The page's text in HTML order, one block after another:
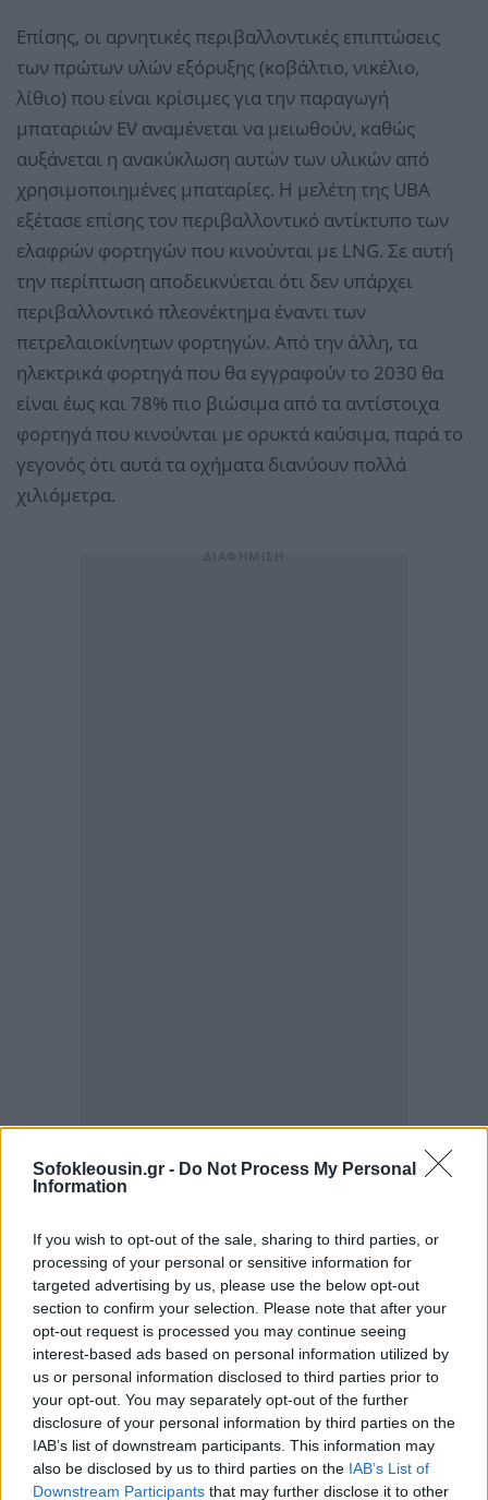
Sofokleousin.gr - Do Not Process My Personal
Information
If you wish to opt-out of the sale, sharing to third parties, or
processing of your personal or sensitive information for
targeted advertising by us, please use the below opt-out
section to confirm your selection. Please note that after your
opt-out request is processed you may continue seeing
interest-based ads based on personal information utilized by
us or personal information disclosed to third parties prior to
your opt-out. You may separately opt-out of the further
disclosure of your personal information by third parties on the
IAB’s list of downstream participants. This information may
also be disclosed by us to third parties on the IAB’s List of
Downstream Participants that may further disclose it to other
Επίσης, οι αρνητικές περιβαλλοντικές επιπτώσεις
των πρώτων υλών εξόρυξης (κοβάλτιο, νικέλιο,
λίθιο) που είναι κρίσιμες για την παραγωγή
μπαταριών EV αναμένεται να μειωθούν, καθώς
αυξάνεται η ανακύκλωση αυτών των υλικών από
χρησιμοποιημένες μπαταρίες. Η μελέτη της UBA
εξέτασε επίσης τον περιβαλλοντικό αντίκτυπο των
ελαφρών φορτηγών που κινούνται με LNG. Σε αυτή
την περίπτωση αποδεικνύεται ότι δεν υπάρχει
περιβαλλοντικό πλεονέκτημα έναντι των
πετρελαιοκίνητων φορτηγών. Από την άλλη, τα
ηλεκτρικά φορτηγά που θα εγγραφούν το 2030 θα
είναι έως και 78% πιο βιώσιμα από τα αντίστοιχα
φορτηγά που κινούνται με ορυκτά καύσιμα, παρά το
γεγονός ότι αυτά τα οχήματα διανύουν πολλά
χιλιόμετρα.
Αξίζει να σημειωθεί ότι παρόλο που τα ηλεκτρικά
αυτοκίνητα φέρουν αρχικά μεγαλύτερο
περιβαλλοντικό αποτύπωμα λόγω των μπαταριών,
εντούτοις μια ολοκληρωμένη αξιολόγηση της
διάρκειας ζωής τους στα 200.000 χιλιόμετρα
αποκαλύπτει τις μειωμένες εκπομπές ρύπων σε
σύγκριση με τα αντίστοιχα παραδοσιακά οχήματα
εσωτερικής καύσης.